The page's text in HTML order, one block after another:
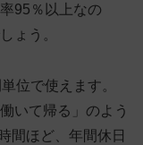
95％以上なの
ょう。
位で使えます。
いて帰る」のよう
間ほど、年間休日